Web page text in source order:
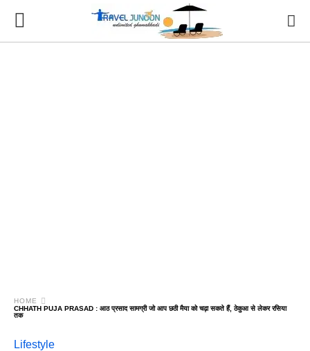
HOME
CHHATH PUJA PRASAD : आठ प्रसाद सामग्री जो आप छठी मैया को चढ़ा सकते हैं, ठेकुआ से लेकर रसिया
तक
Lifestyle